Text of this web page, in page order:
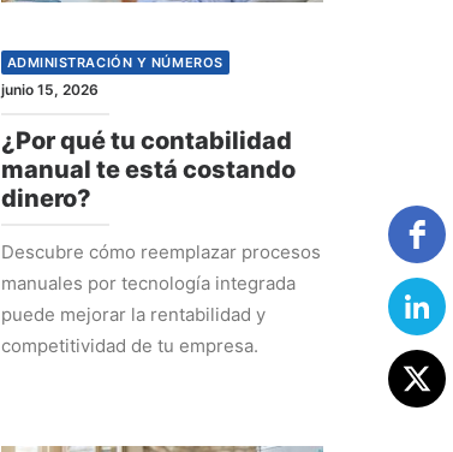
ADMINISTRACIÓN Y NÚMEROS
junio 15, 2026
¿Por qué tu contabilidad
manual te está costando
dinero?
Descubre cómo reemplazar procesos
manuales por tecnología integrada
puede mejorar la rentabilidad y
competitividad de tu empresa.